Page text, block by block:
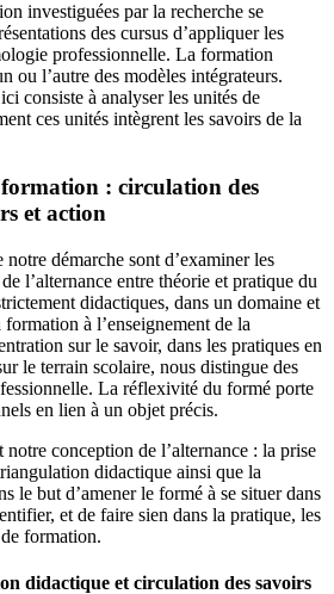
investiguées par la recherche se
des cursus d’appliquer les
professionnelle. La formation
ou l’autre des modèles intégrateurs.
consiste à analyser les unités de
ces unités intègrent les savoirs de la
formation : circulation des
et action
démarche sont d’examiner les
l’alternance entre théorie et pratique du
didactiques, dans un domaine et
à l’enseignement de la
sur le savoir, dans les pratiques en
le terrain scolaire, nous distingue des
La réflexivité du formé porte
en lien à un objet précis.
conception de l’alternance : la prise
didactique ainsi que la
le but d’amener le formé à se situer dans
et de faire sien dans la pratique, les
formation.
didactique et circulation des savoirs